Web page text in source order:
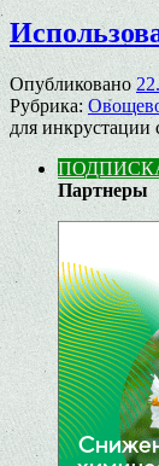
Опубликовано
Рубрика:
для инкрустации
Партнеры